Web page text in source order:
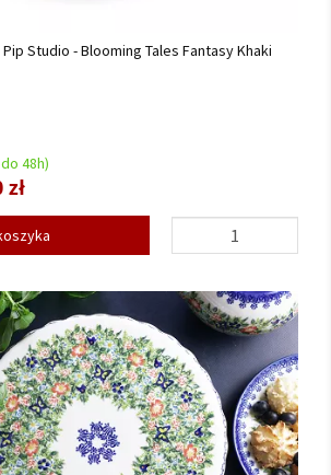
Studio - Blooming Tales Fantasy Khaki
48h)
zł